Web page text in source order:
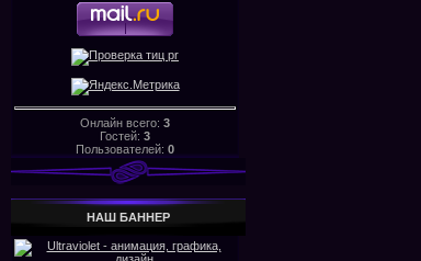
Онлайн всего: 3
Гостей: 3
Пользователей: 0
НАШ БАHHЕР